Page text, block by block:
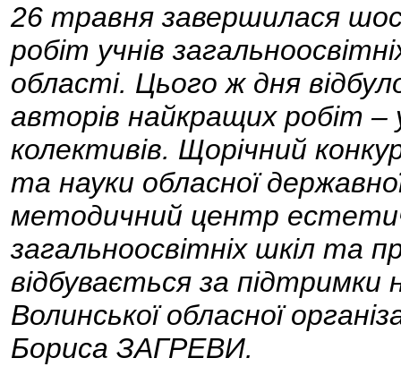
26 травня завершилася
робіт учнів
області. Цього ж дня
авторів найкращих робіт –
колективів. Щорічний
та науки обласної
методичний центр
загальноосвітніх шкіл та
відбувається за
Волинської обласної
Бориса ЗАГРЕВИ.